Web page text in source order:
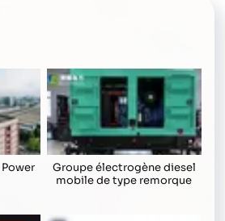
Groupe électrogène diesel
mobile de type remorque